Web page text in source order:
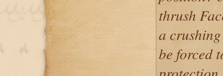
thrush
a
be forced